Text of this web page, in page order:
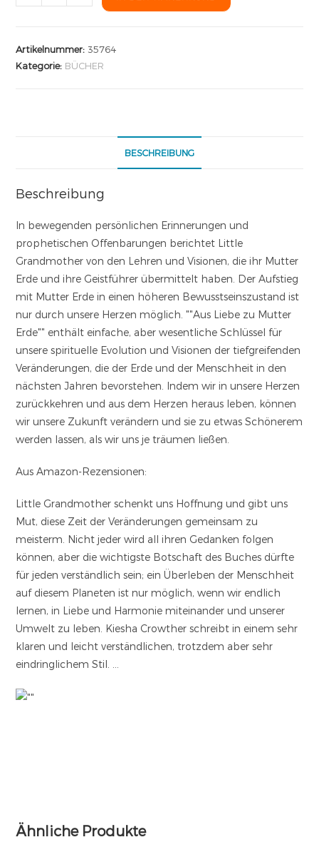
Artikelnummer: 35764
Kategorie: BÜCHER
BESCHREIBUNG
Beschreibung
In bewegenden persönlichen Erinnerungen und
prophetischen Offenbarungen berichtet Little
Grandmother von den Lehren und Visionen, die ihr Mutter
Erde und ihre Geistführer übermittelt haben. Der Aufstieg
mit Mutter Erde in einen höheren Bewusstseinszustand ist
nur durch unsere Herzen möglich. ""Aus Liebe zu Mutter
Erde"" enthält einfache, aber wesentliche Schlüssel für
unsere spirituelle Evolution und Visionen der tiefgreifenden
Veränderungen, die der Erde und der Menschheit in den
nächsten Jahren bevorstehen. Indem wir in unsere Herzen
zurückkehren und aus dem Herzen heraus leben, können
wir unsere Zukunft verändern und sie zu etwas Schönerem
werden lassen, als wir uns je träumen ließen.
Aus Amazon-Rezensionen:
Little Grandmother schenkt uns Hoffnung und gibt uns
Mut, diese Zeit der Veränderungen gemeinsam zu
meisterm. Nicht jeder wird all ihren Gedanken folgen
können, aber die wichtigste Botschaft des Buches dürfte
für jeden verständlich sein; ein Überleben der Menschheit
auf diesem Planeten ist nur möglich, wenn wir endlich
lernen, in Liebe und Harmonie miteinander und unserer
Umwelt zu leben. Kiesha Crowther schreibt in einem sehr
klaren und leicht verständlichen, trotzdem aber sehr
eindringlichem Stil. …
Ähnliche Produkte